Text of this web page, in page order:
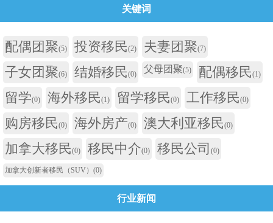
关键词
配偶团聚(5) 投资移民(2) 夫妻团聚(7)
子女团聚(6) 结婚移民(0) 父母团聚(5) 配偶移民(1)
留学(0) 海外移民(1) 留学移民(0) 工作移民(0)
购房移民(0) 海外房产(0) 澳大利亚移民(0)
加拿大移民(0) 移民中介(0) 移民公司 (0)
加拿大创新者移民（SUV） (0)
行业新闻